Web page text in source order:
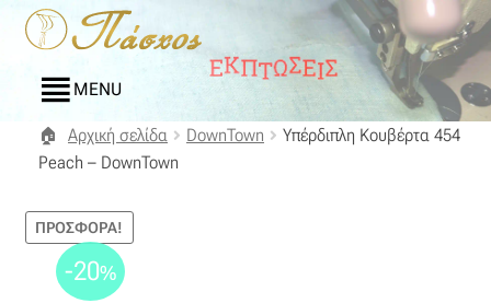
Απευθείας
μετάβαση
στην
πλοήγηση
Μετάβαση
σε
περιεχόμενο
MENU
Αρχική
Compare
Αρχική σελίδα DownTown
Υπέρδιπλη Κουβέρτα 454
Peach – DownTown
ΠΡΟΣΦΟΡΆ!
-20%